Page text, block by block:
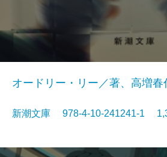
オードリー・リー／著、高増春
新潮文庫 978-4-10-241241-1